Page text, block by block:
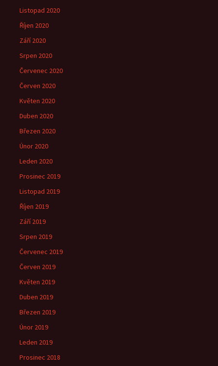
Listopad 2020
Říjen 2020
Září 2020
Srpen 2020
Červenec 2020
Červen 2020
Květen 2020
Duben 2020
Březen 2020
Únor 2020
Leden 2020
Prosinec 2019
Listopad 2019
Říjen 2019
Září 2019
Srpen 2019
Červenec 2019
Červen 2019
Květen 2019
Duben 2019
Březen 2019
Únor 2019
Leden 2019
Prosinec 2018